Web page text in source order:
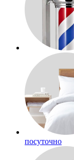
посуточно